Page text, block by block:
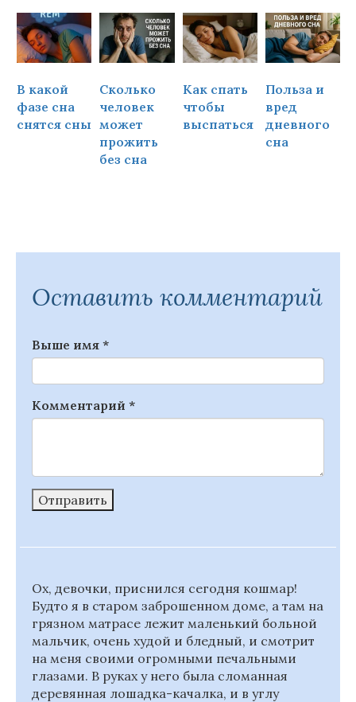
В какой
фазе сна
снятся сны
Сколько
человек
может
прожить
без сна
Как спать
чтобы
выспаться
Польза и
вред
дневного
сна
Оставить комментарий
Выше имя *
Комментарий *
Отправить
Ох, девочки, приснился сегодня кошмар!
Будто я в старом заброшенном доме, а там на
грязном матрасе лежит маленький больной
мальчик, очень худой и бледный, и смотрит
на меня своими огромными печальными
глазами. В руках у него была сломанная
деревянная лошадка-качалка, и в углу